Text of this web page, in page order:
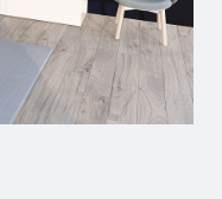
Duvar Kağıtları